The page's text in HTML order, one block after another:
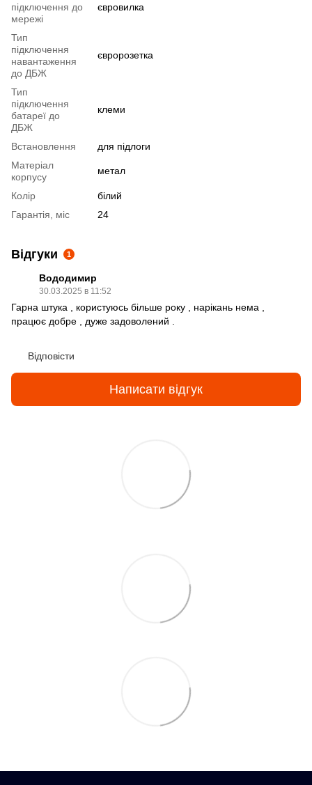
підключення до
мережі
євровилка
Тип
підключення
навантаження
до ДБЖ
євророзетка
Тип
підключення
батареї до
ДБЖ
клеми
Встановлення
для підлоги
Матеріал
корпусу
метал
Колір
білий
Гарантія, міс
24
Відгуки 1
Вододимир
30.03.2025 в 11:52
Гарна штука , користуюсь більше року , нарікань нема ,
працює добре , дуже задоволений .
Відповісти
Написати відгук